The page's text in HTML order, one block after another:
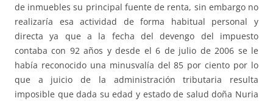
de inmuebles su principal fuente de renta, sin embargo no
realizaría esa actividad de forma habitual personal y
directa ya que a la fecha del devengo del impuesto
contaba con 92 años y desde el 6 de julio de 2006 se le
había reconocido una minusvalía del 85 por ciento por lo
que a juicio de la administración tributaria resulta
imposible que dada su edad y estado de salud doña Nuria